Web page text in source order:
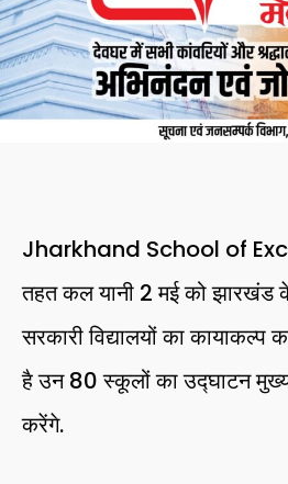
Jharkhand School of
तहत कल यानी 2 मई को झारखंड
सरकारी विद्यालयों का कायाकल्प
है उन 80 स्कूलों का उद्घाटन
करेंगे.